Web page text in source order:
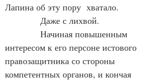
Лапина об эту пору  хватало.
Даже с лихвой.
Начиная повышенным
интересом к его персоне истового
правозащитника со стороны
компетентных органов, и кончая